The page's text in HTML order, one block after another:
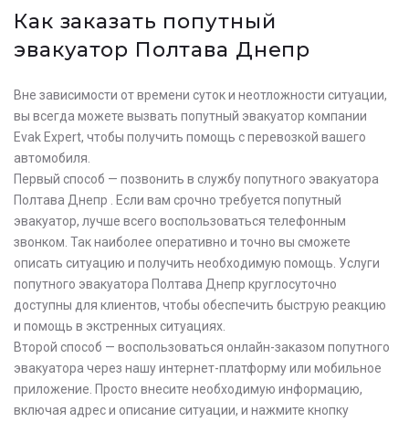
Как заказать попутный
эвакуатор Полтава Днепр
Вне зависимости от времени суток и неотложности ситуации,
вы всегда можете вызвать попутный эвакуатор компании
Evak Expert, чтобы получить помощь с перевозкой вашего
автомобиля.
Первый способ — позвонить в службу попутного эвакуатора
Полтава Днепр . Если вам срочно требуется попутный
эвакуатор, лучше всего воспользоваться телефонным
звонком. Так наиболее оперативно и точно вы сможете
описать ситуацию и получить необходимую помощь. Услуги
попутного эвакуатора Полтава Днепр круглосуточно
доступны для клиентов, чтобы обеспечить быструю реакцию
и помощь в экстренных ситуациях.
Второй способ — воспользоваться онлайн-заказом попутного
эвакуатора через нашу интернет-платформу или мобильное
приложение. Просто внесите необходимую информацию,
включая адрес и описание ситуации, и нажмите кнопку